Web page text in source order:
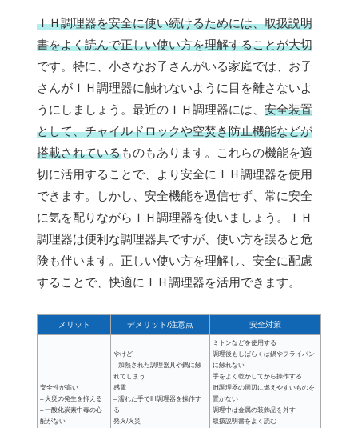
ＩＨ調理器を安全に使い続けるためには、取扱説明
書をよく読んで正しい使い方を理解することが大切
です。特に、小さなお子さんがいる家庭では、お子
さんがＩＨ調理器に触れないように目を離さないよ
うにしましょう。最近のＩＨ調理器には、 安全装置
として、チャイルドロックや空焚き防止機能などが
搭載されているものもあります。これらの機能を適
切に活用することで、より安全にＩＨ調理器を使用
できます。しかし、安全機能を過信せず、常に安全
に気を配りながらＩＨ調理器を使いましょう。ＩＨ
調理器は便利な調理器具ですが、使い方を誤ると危
険も伴います。正しい使い方を理解し、安全に配慮
することで、快適にＩＨ調理器を活用できます。
メリット デメリット/注意点 安全対策
安全性が高い
– 火災の発生を抑える
– 一酸化炭素中毒の心
配がない
やけど
– 加熱された調理器具や鍋に触
れてしまう
感電
– 濡れた手でIH調理器を操作す
る
発火/火災
ミトンなどを使用する
調理後もしばらくは鍋やフライパン
に触れない
手をよく乾かしてから操作する
IH調理器の周辺に燃えやすいものを
置かない
調理中は金属の装飾品を外す
取扱説明書をよく読む